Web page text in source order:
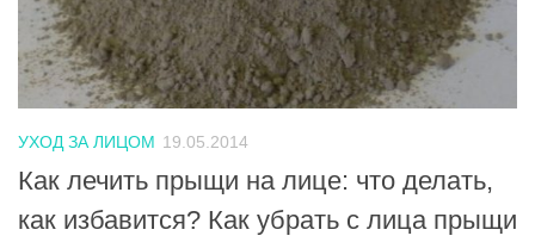
УХОД ЗА ЛИЦОМ 19.05.2014
Как лечить прыщи на лице: что делать,
как избавится? Как убрать с лица прыщи